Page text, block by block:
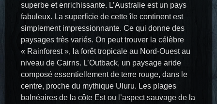
superbe et enrichissante. L’Australie est un pays
fabuleux. La superficie de cette île continent est
simplement impressionnante. Ce qui donne des
paysages très variés. On peut trouver la célèbre
« Rainforest », la forêt tropicale au Nord-Ouest au
niveau de Cairns. L’Outback, un paysage aride
composé essentiellement de terre rouge, dans le
centre, proche du mythique Uluru. Les plages
balnéaires de la côte Est ou l’aspect sauvage de la